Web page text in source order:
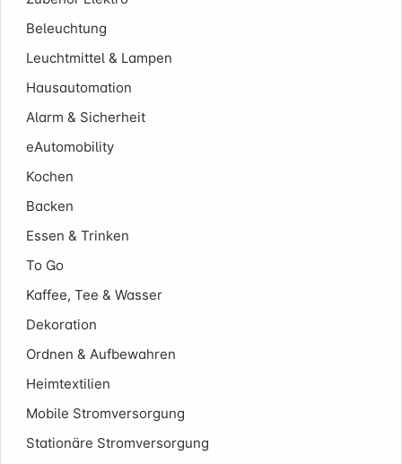
Beleuchtung
Leuchtmittel & Lampen
Hausautomation
Alarm & Sicherheit
eAutomobility
Kochen
Backen
Essen & Trinken
To Go
Kaffee, Tee & Wasser
Dekoration
Ordnen & Aufbewahren
Heimtextilien
Mobile Stromversorgung
Stationäre Stromversorgung
Informationen